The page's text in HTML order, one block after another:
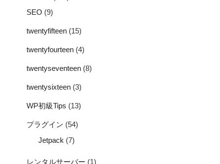
SEO (9)
twentyfifteen (15)
twentyfourteen (4)
twentyseventeen (8)
twentysixteen (3)
WP初級Tips (13)
プラグイン (54)
Jetpack (7)
レンタルサーバー (1)